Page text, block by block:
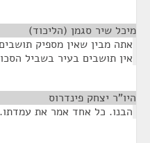
מיכל שיר סגמן (הליכוד)
אתה מבין שאין מספיק
אין תושבים בעיר בשביל
היו"ר יצחק פינדרוס
הבנו. כל אחד אמר את